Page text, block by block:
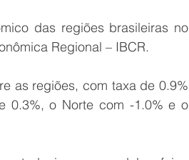
das regiões brasileiras no
Regional – IBCR.
as regiões, com taxa de 0.9%
0.3%, o Norte com -1.0% e o